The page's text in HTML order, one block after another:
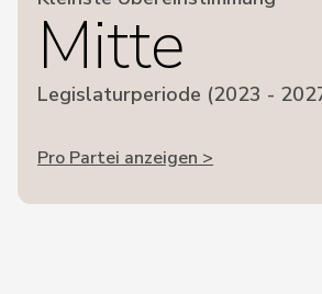
Mitte
Legislaturperiode (2023 -
Pro Partei anzeigen >